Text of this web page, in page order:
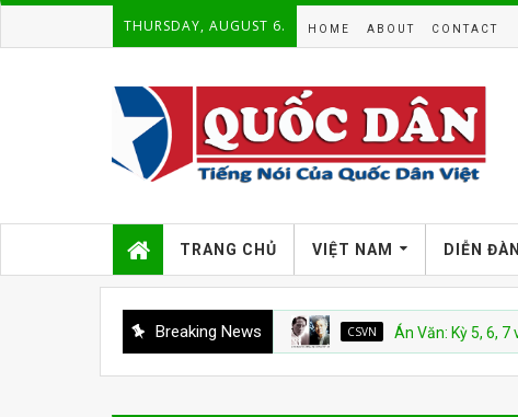
THURSDAY, AUGUST 6. HOME ABOUT CONTACT
TRANG CHỦ VIỆT NAM DIỄN ĐÀN
Breaking News CSVN Án Văn: Kỳ 5, 6, 7 và 8